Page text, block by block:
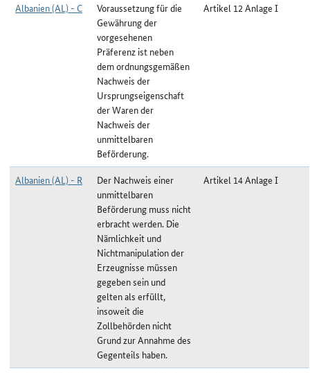
Albanien (AL) - C
Voraussetzung für die
Gewährung der
vorgesehenen
Präferenz ist neben
dem ordnungsgemäßen
Nachweis der
Ursprungseigenschaft
der Waren der
Nachweis der
unmittelbaren
Beförderung.
Artikel 12 Anlage I
Albanien (AL) - R
Der Nachweis einer
unmittelbaren
Beförderung muss nicht
erbracht werden. Die
Nämlichkeit und
Nichtmanipulation der
Erzeugnisse müssen
gegeben sein und
gelten als erfüllt,
insoweit die
Zollbehörden nicht
Grund zur Annahme des
Gegenteils haben.
Artikel 14 Anlage I